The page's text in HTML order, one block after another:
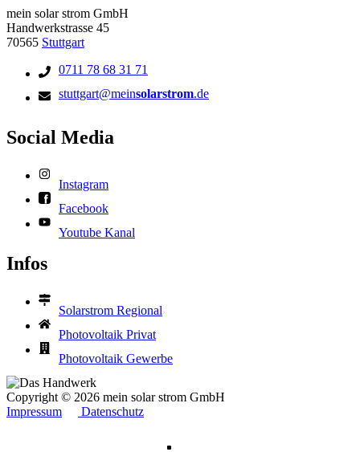
mein solar strom GmbH
Handwerkstrasse 45
70565 Stuttgart
0711 78 68 31 71
stuttgart@meinsolarstrom.de
Social Media
Instagram
Facebook
Youtube Kanal
Infos
Solarstrom Regional
Photovoltaik Privat
Photovoltaik Gewerbe
Copyright © 2026 mein solar strom GmbH
Impressum
Datenschutz